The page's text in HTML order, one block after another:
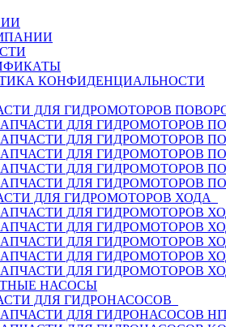
КОНФИДЕНЦИАЛЬНОСТИ
ДЛЯ ГИДРОМОТОРОВ
ДЛЯ ГИДРОМОТОРОВ
ДЛЯ ГИДРОМОТОРОВ
ДЛЯ ГИДРОМОТОРОВ
ДЛЯ ГИДРОМОТОРОВ
ДЛЯ ГИДРОМОТОРОВ
ДЛЯ ГИДРОМОТОРОВ ХОДА
ДЛЯ ГИДРОМОТОРОВ
ДЛЯ ГИДРОМОТОРОВ
ДЛЯ ГИДРОМОТОРОВ
ДЛЯ ГИДРОМОТОРОВ
ДЛЯ ГИДРОМОТОРОВ
НАСОСЫ
ДЛЯ ГИДРОНАСОСОВ
ДЛЯ ГИДРОНАСОСОВ